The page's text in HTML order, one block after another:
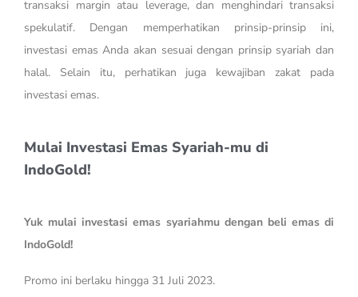
transaksi margin atau leverage, dan menghindari transaksi
spekulatif. Dengan memperhatikan prinsip-prinsip ini,
investasi emas Anda akan sesuai dengan prinsip syariah dan
halal. Selain itu, perhatikan juga kewajiban zakat pada
investasi emas.
Mulai Investasi Emas Syariah-mu di
IndoGold!
Yuk mulai investasi emas syariahmu dengan beli emas di
IndoGold!
Promo ini berlaku hingga 31 Juli 2023.